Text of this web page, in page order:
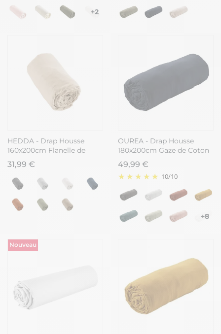
+2
HEDDA - Drap Housse
160x200cm Flanelle de
Coton Coloris Sable
31,99 €
OUREA - Drap Housse
180x200cm Gaze de Coton
Minuit
49,99 €
10/10
+8
Nouveau